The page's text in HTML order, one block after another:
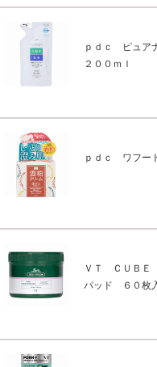
ｐｄｃ ピュア
２００ｍｌ
ｐｄｃ ワフー
ＶＴ ＣＵＢ
パッド ６０枚